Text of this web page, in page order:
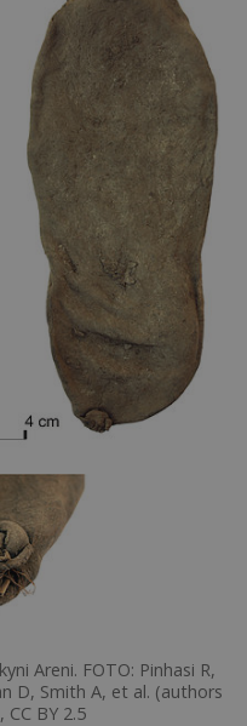
Areni. FOTO: Pinhasi R,
D, Smith A, et al. (authors
BY 2.5